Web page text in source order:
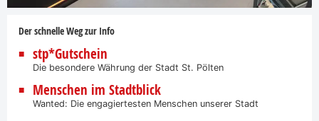
Der schnelle Weg zur Info
stp*Gutschein
Die besondere Währung der Stadt St. Pölten
Menschen im Stadtblick
Wanted: Die engagiertesten Menschen unserer Stadt